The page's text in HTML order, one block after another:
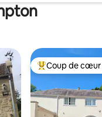
aimés Coup de cœur
Coup de cœur